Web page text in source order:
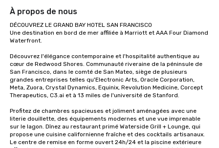
À propos de nous
DÉCOUVREZ LE GRAND BAY HOTEL SAN FRANCISCO
Une destination en bord de mer affiliée à Marriott et AAA Four Diamond
Waterfront.
Découvrez l'élégance contemporaine et l'hospitalité authentique au
cœur de Redwood Shores. Communauté riveraine de la péninsule de
San Francisco, dans le comté de San Mateo, siège de plusieurs
grandes entreprises telles qu'Electronic Arts, Oracle Corporation,
Meta, Zuora, Crystal Dynamics, Equinix, Revolution Medicine, Corcept
Therapeutics, C3.ai et à 13 miles de l'université de Stanford.
Profitez de chambres spacieuses et joliment aménagées avec une
literie douillette, des équipements modernes et une vue imprenable
sur le lagon. Dînez au restaurant primé Waterside Grill + Lounge, qui
propose une cuisine californienne fraîche et des cocktails artisanaux.
Le centre de remise en forme ouvert 24h/24 et la piscine extérieure